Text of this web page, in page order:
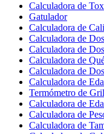
Calculadora de
Gatulador
Calculadora de
Calculadora de
Calculadora de
Calculadora de
Calculadora de
Calculadora de
Termómetro de
Calculadora de
Calculadora de
Calculadora de